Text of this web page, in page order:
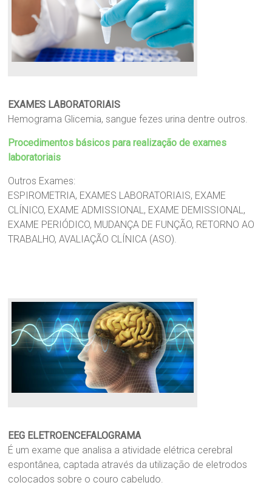
EXAMES LABORATORIAIS
Hemograma Glicemia, sangue fezes urina dentre outros.
Procedimentos básicos para realização de exames
laboratoriais
Outros Exames:
ESPIROMETRIA, EXAMES LABORATORIAIS, EXAME
CLÍNICO, EXAME ADMISSIONAL, EXAME DEMISSIONAL,
EXAME PERIÓDICO, MUDANÇA DE FUNÇÃO, RETORNO AO
TRABALHO, AVALIAÇÃO CLÍNICA (ASO).
EEG ELETROENCEFALOGRAMA
É um exame que analisa a atividade elétrica cerebral
espontânea, captada através da utilização de eletrodos
colocados sobre o couro cabeludo.